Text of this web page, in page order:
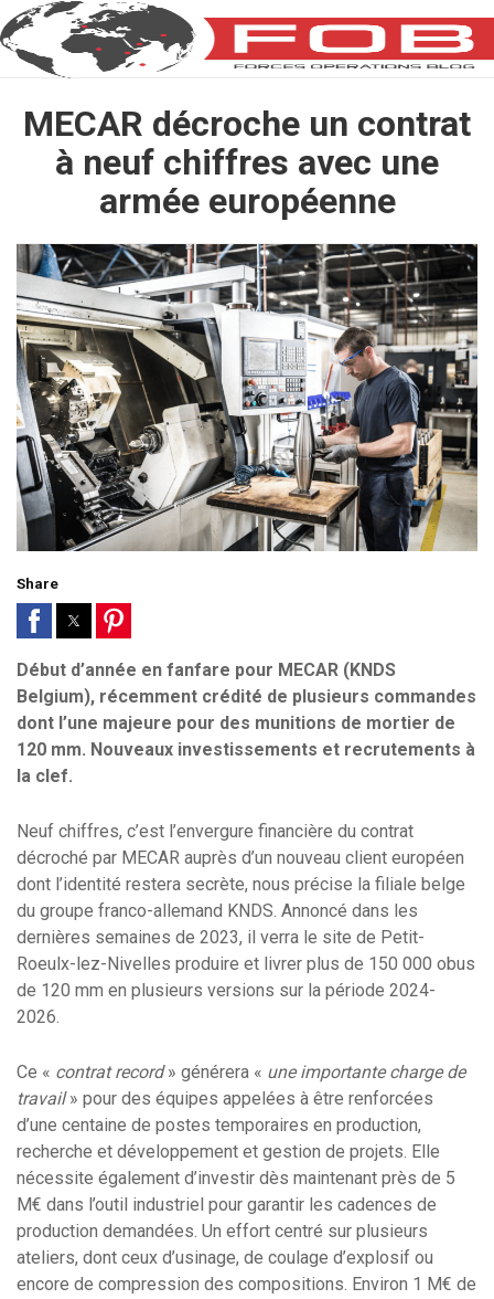
MECAR décroche un contrat
à neuf chiffres avec une
armée européenne
Share
Début d’année en fanfare pour MECAR (KNDS
Belgium), récemment crédité de plusieurs commandes
dont l’une majeure pour des munitions de mortier de
120 mm. Nouveaux investissements et recrutements à
la clef.
Neuf chiffres, c’est l’envergure financière du contrat
décroché par MECAR auprès d’un nouveau client européen
dont l’identité restera secrète, nous précise la filiale belge
du groupe franco-allemand KNDS. Annoncé dans les
dernières semaines de 2023, il verra le site de Petit-
Roeulx-lez-Nivelles produire et livrer plus de 150 000 obus
de 120 mm en plusieurs versions sur la période 2024-
2026.
Ce « contrat record» générera « une importante charge de
travail» pour des équipes appelées à être renforcées
d’une centaine de postes temporaires en production,
recherche et développement et gestion de projets. Elle
nécessite également d’investir dès maintenant près de 5
M€ dans l’outil industriel pour garantir les cadences de
production demandées. Un effort centré sur plusieurs
ateliers, dont ceux d’usinage, de coulage d’explosif ou
encore de compression des compositions. Environ 1 M€ de